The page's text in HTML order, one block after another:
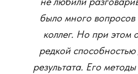
было много
коллег. Но при этом
редкой способностью
результата. Его